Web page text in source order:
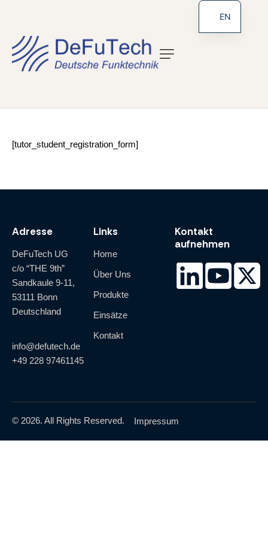
[tutor_student_registration_form]
Adresse
DeFuTech UG
c/o “THE 9th”
Sandkaule 9-11,
53111 Bonn
Deutschland
info@defutech.de
+49 228 97461145
Links
Home
Über Uns
Produkte
Einsätze
Kontakt
Kontakt
aufnehmen
© 2026. All Rights Reserved. Impressum
EN